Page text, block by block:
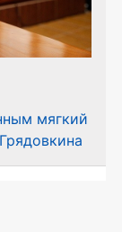
мягкий